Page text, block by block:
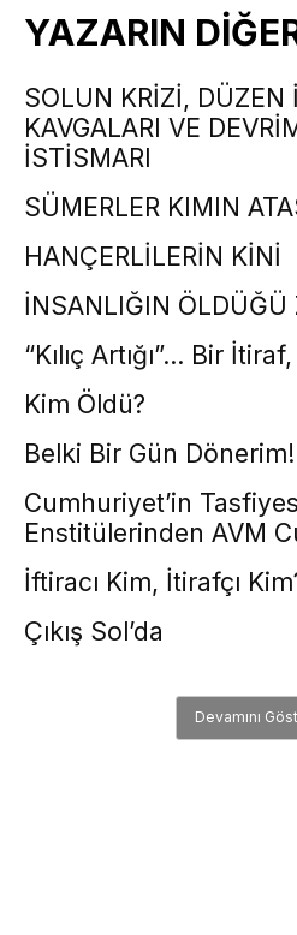
YAZARIN
SOLUN KRİZİ, DÜZEN
KAVGALARI VE
İSTİSMARI
SÜMERLER KIMIN
HANÇERLİLERİN KİNİ
İNSANLIĞIN ÖLDÜĞÜ
“Kılıç Artığı”… Bir
Kim Öldü?
Belki Bir Gün Dönerim!
Cumhuriyet’in
Enstitülerinden AVM
İftiracı Kim, İtirafçı
Çıkış Sol’da
Devamını